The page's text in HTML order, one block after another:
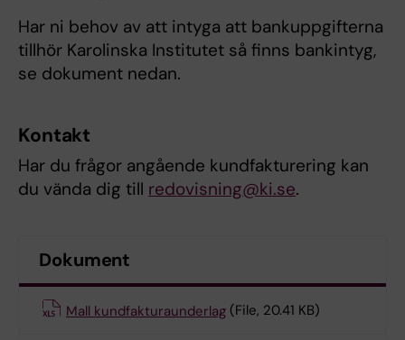
Har ni behov av att intyga att bankuppgifterna
tillhör Karolinska Institutet så finns bankintyg,
se dokument nedan.
Kontakt
Har du frågor angående kundfakturering kan
du vända dig till redovisning@ki.se.
Dokument
Mall kundfakturaunderlag (File, 20.41 KB)